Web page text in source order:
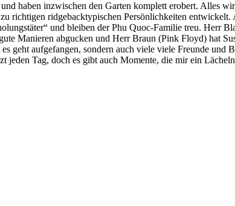
haben inzwischen den Garten komplett erobert. Alles
richtigen ridgebacktypischen Persönlichkeiten
und bleiben der Phu Quoc-Familie treu.
Manieren abgucken und Herr Braun (Pink Floyd) hat
geht aufgefangen, sondern auch viele viele Freunde
jeden Tag, doch es gibt auch Momente, die mir ein